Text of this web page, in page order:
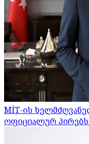
MİT-ის
ოფიციალურ პირებს